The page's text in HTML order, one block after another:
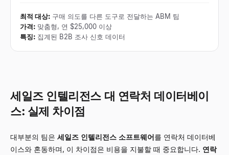
최적 대상: 구매 의도를 다른 도구로 전달하는 ABM 팀
가격: 맞춤형, 연 $25,000 이상
특징: 집계된 B2B 조사 신호 데이터
세일즈 인텔리전스 대 연락처 데이터베이
스: 실제 차이점
대부분의 팀은 세일즈 인텔리전스 소프트웨어를 연락처 데이터베
이스와 혼동하며, 이 차이점은 비용을 지불할 때 중요합니다. 연락